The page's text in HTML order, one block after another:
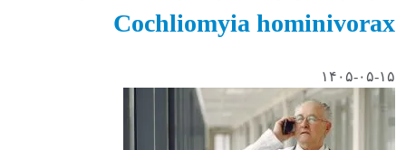
Cochliomyia hominivorax
۱۴۰۵-۰۵-۱۵